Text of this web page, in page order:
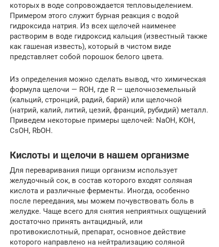
которых в воде сопровождается тепловыделением.
Примером этого служит бурная реакция с водой
гидроксида натрия. Из всех щелочей наименее
растворим в воде гидроксид кальция (известный также
как гашеная известь), который в чистом виде
представляет собой порошок белого цвета.
Из определения можно сделать вывод, что химическая
формула щелочи — ROH, где R — щелочноземельный
(кальций, стронций, радий, барий) или щелочной
(натрий, калий, литий, цезий, франций, рубидий) металл.
Приведем некоторые примеры щелочей: NaOH, KOH,
CsOH, RbOH.
Кислоты и щелочи в нашем организме
Для переваривания пищи организм использует
желудочный сок, в состав которого входят соляная
кислота и различные ферменты. Иногда, особенно
после переедания, мы можем почувствовать боль в
желудке. Чаще всего для снятия неприятных ощущений
достаточно принять антацидный, или
противокислотный, препарат, основное действие
которого направлено на нейтрализацию соляной